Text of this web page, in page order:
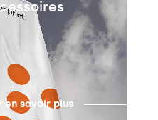
en savoir plus